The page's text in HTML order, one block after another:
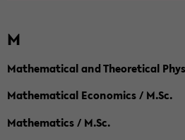
M
Mathematical and Theoretical
Mathematical Economics / M.Sc.
Mathematics / M.Sc.